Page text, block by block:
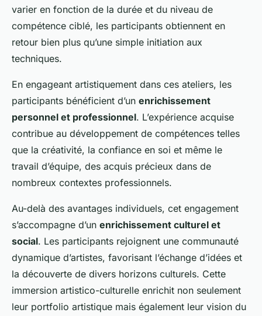
varier en fonction de la durée et du niveau de
compétence ciblé, les participants obtiennent en
retour bien plus qu’une simple initiation aux
techniques.
En engageant artistiquement dans ces ateliers, les
participants bénéficient d’un enrichissement
personnel et professionnel. L’expérience acquise
contribue au développement de compétences telles
que la créativité, la confiance en soi et même le
travail d’équipe, des acquis précieux dans de
nombreux contextes professionnels.
Au-delà des avantages individuels, cet engagement
s’accompagne d’un enrichissement culturel et
social. Les participants rejoignent une communauté
dynamique d’artistes, favorisant l’échange d’idées et
la découverte de divers horizons culturels. Cette
immersion artistico-culturelle enrichit non seulement
leur portfolio artistique mais également leur vision du